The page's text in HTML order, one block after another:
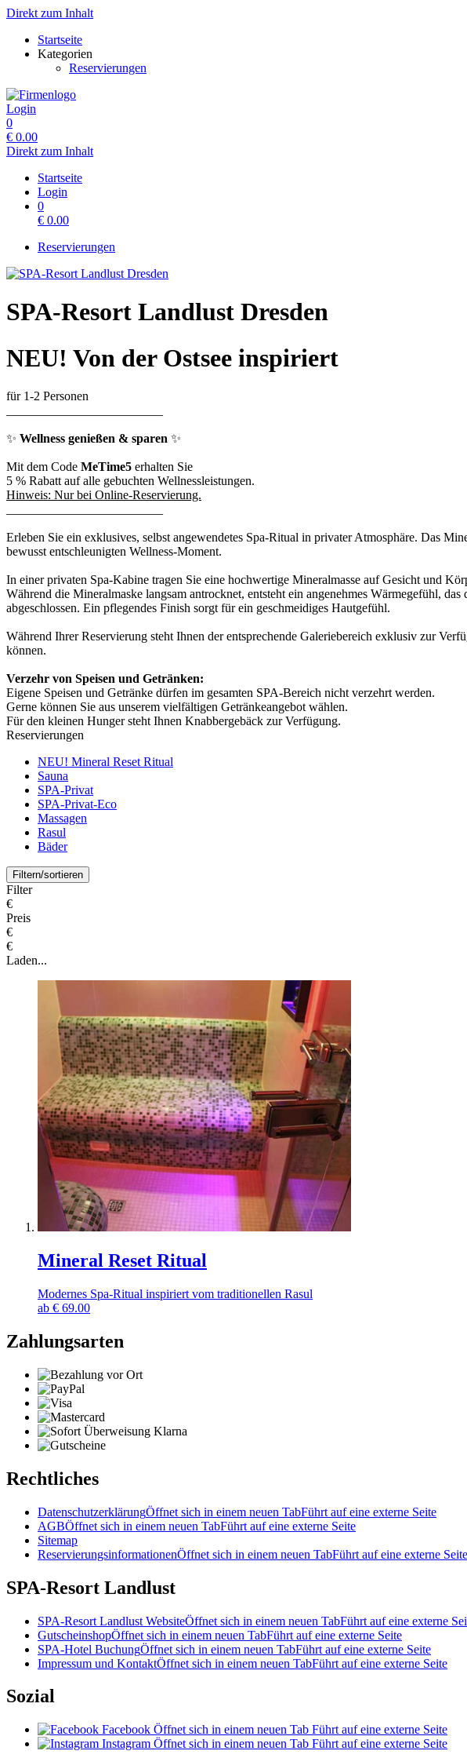
Direkt zum Inhalt
Startseite
Kategorien
Reservierungen
Login
0
€ 0.00
Direkt zum Inhalt
Startseite
Login
0
€ 0.00
Reservierungen
SPA-Resort Landlust Dresden
NEU! Von der Ostsee inspiriert
für 1-2 Personen
✨ Wellness genießen & sparen ✨
Mit dem Code MeTime5 erhalten Sie
5 % Rabatt auf alle gebuchten Wellnessleistungen.
Hinweis: Nur bei Online-Reservierung.
Erleben Sie ein exklusives, selbst angewendetes Spa-Ritual in privater Atmosphäre. Das
bewusst entschleunigten Wellness-Moment.
In einer privaten Spa-Kabine tragen Sie eine hochwertige Mineralmasse auf Gesicht und
Während die Mineralmaske langsam antrocknet, entsteht ein angenehmes Wärmegefühl,
abgeschlossen. Ein pflegendes Finish sorgt für ein geschmeidiges Hautgefühl.
Während Ihrer Reservierung steht Ihnen der entsprechende Galeriebereich exklusiv zur
können.
Verzehr von Speisen und Getränken:
Eigene Speisen und Getränke dürfen im gesamten SPA-Bereich nicht verzehrt werden.
Gerne können Sie aus unserem vielfältigen Getränkeangebot wählen.
Für den kleinen Hunger steht Ihnen Knabbergebäck zur Verfügung.
Reservierungen
NEU! Mineral Reset Ritual
Sauna
SPA-Privat
SPA-Privat-Eco
️Massagen
Rasul
Bäder
Filtern/sortieren
Filter
€
Preis
€
€
Laden...
Mineral Reset Ritual
Modernes Spa-Ritual inspiriert vom traditionellen Rasul
ab € 69.00
Zahlungsarten
Rechtliches
DatenschutzerklärungÖffnet sich in einem neuen TabFührt auf eine externe Seite
AGBÖffnet sich in einem neuen TabFührt auf eine externe Seite
Sitemap
ReservierungsinformationenÖffnet sich in einem neuen TabFührt auf eine externe Seite
SPA-Resort Landlust
SPA-Resort Landlust WebsiteÖffnet sich in einem neuen TabFührt auf eine externe
GutscheinshopÖffnet sich in einem neuen TabFührt auf eine externe Seite
SPA-Hotel BuchungÖffnet sich in einem neuen TabFührt auf eine externe Seite
Impressum und KontaktÖffnet sich in einem neuen TabFührt auf eine externe Seite
Sozial
Facebook Öffnet sich in einem neuen Tab Führt auf eine externe Seite
Instagram Öffnet sich in einem neuen Tab Führt auf eine externe Seite